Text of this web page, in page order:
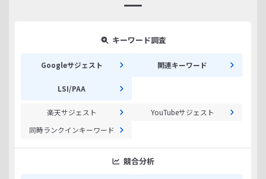
キーワード調査
Googleサジェスト 関連キーワード
LSI/PAA
楽天サジェスト
YouTubeサジェスト
同時ランクインキーワード
競合分析